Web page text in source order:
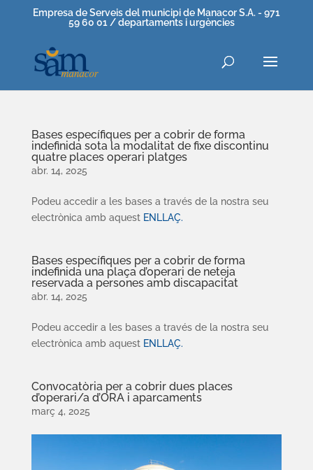
Empresa de Serveis del municipi de Manacor S.A. - 971
59 60 01 / departaments i urgències
Bases específiques per a cobrir de forma
indefinida sota la modalitat de fixe discontinu
quatre places operari platges
abr. 14, 2025
Podeu accedir a les bases a través de la nostra seu
electrònica amb aquest ENLLAÇ.
Bases específiques per a cobrir de forma
indefinida una plaça d’operari de neteja
reservada a persones amb discapacitat
abr. 14, 2025
Podeu accedir a les bases a través de la nostra seu
electrònica amb aquest ENLLAÇ.
Convocatòria per a cobrir dues places
d’operari/a d’ORA i aparcaments
març 4, 2025